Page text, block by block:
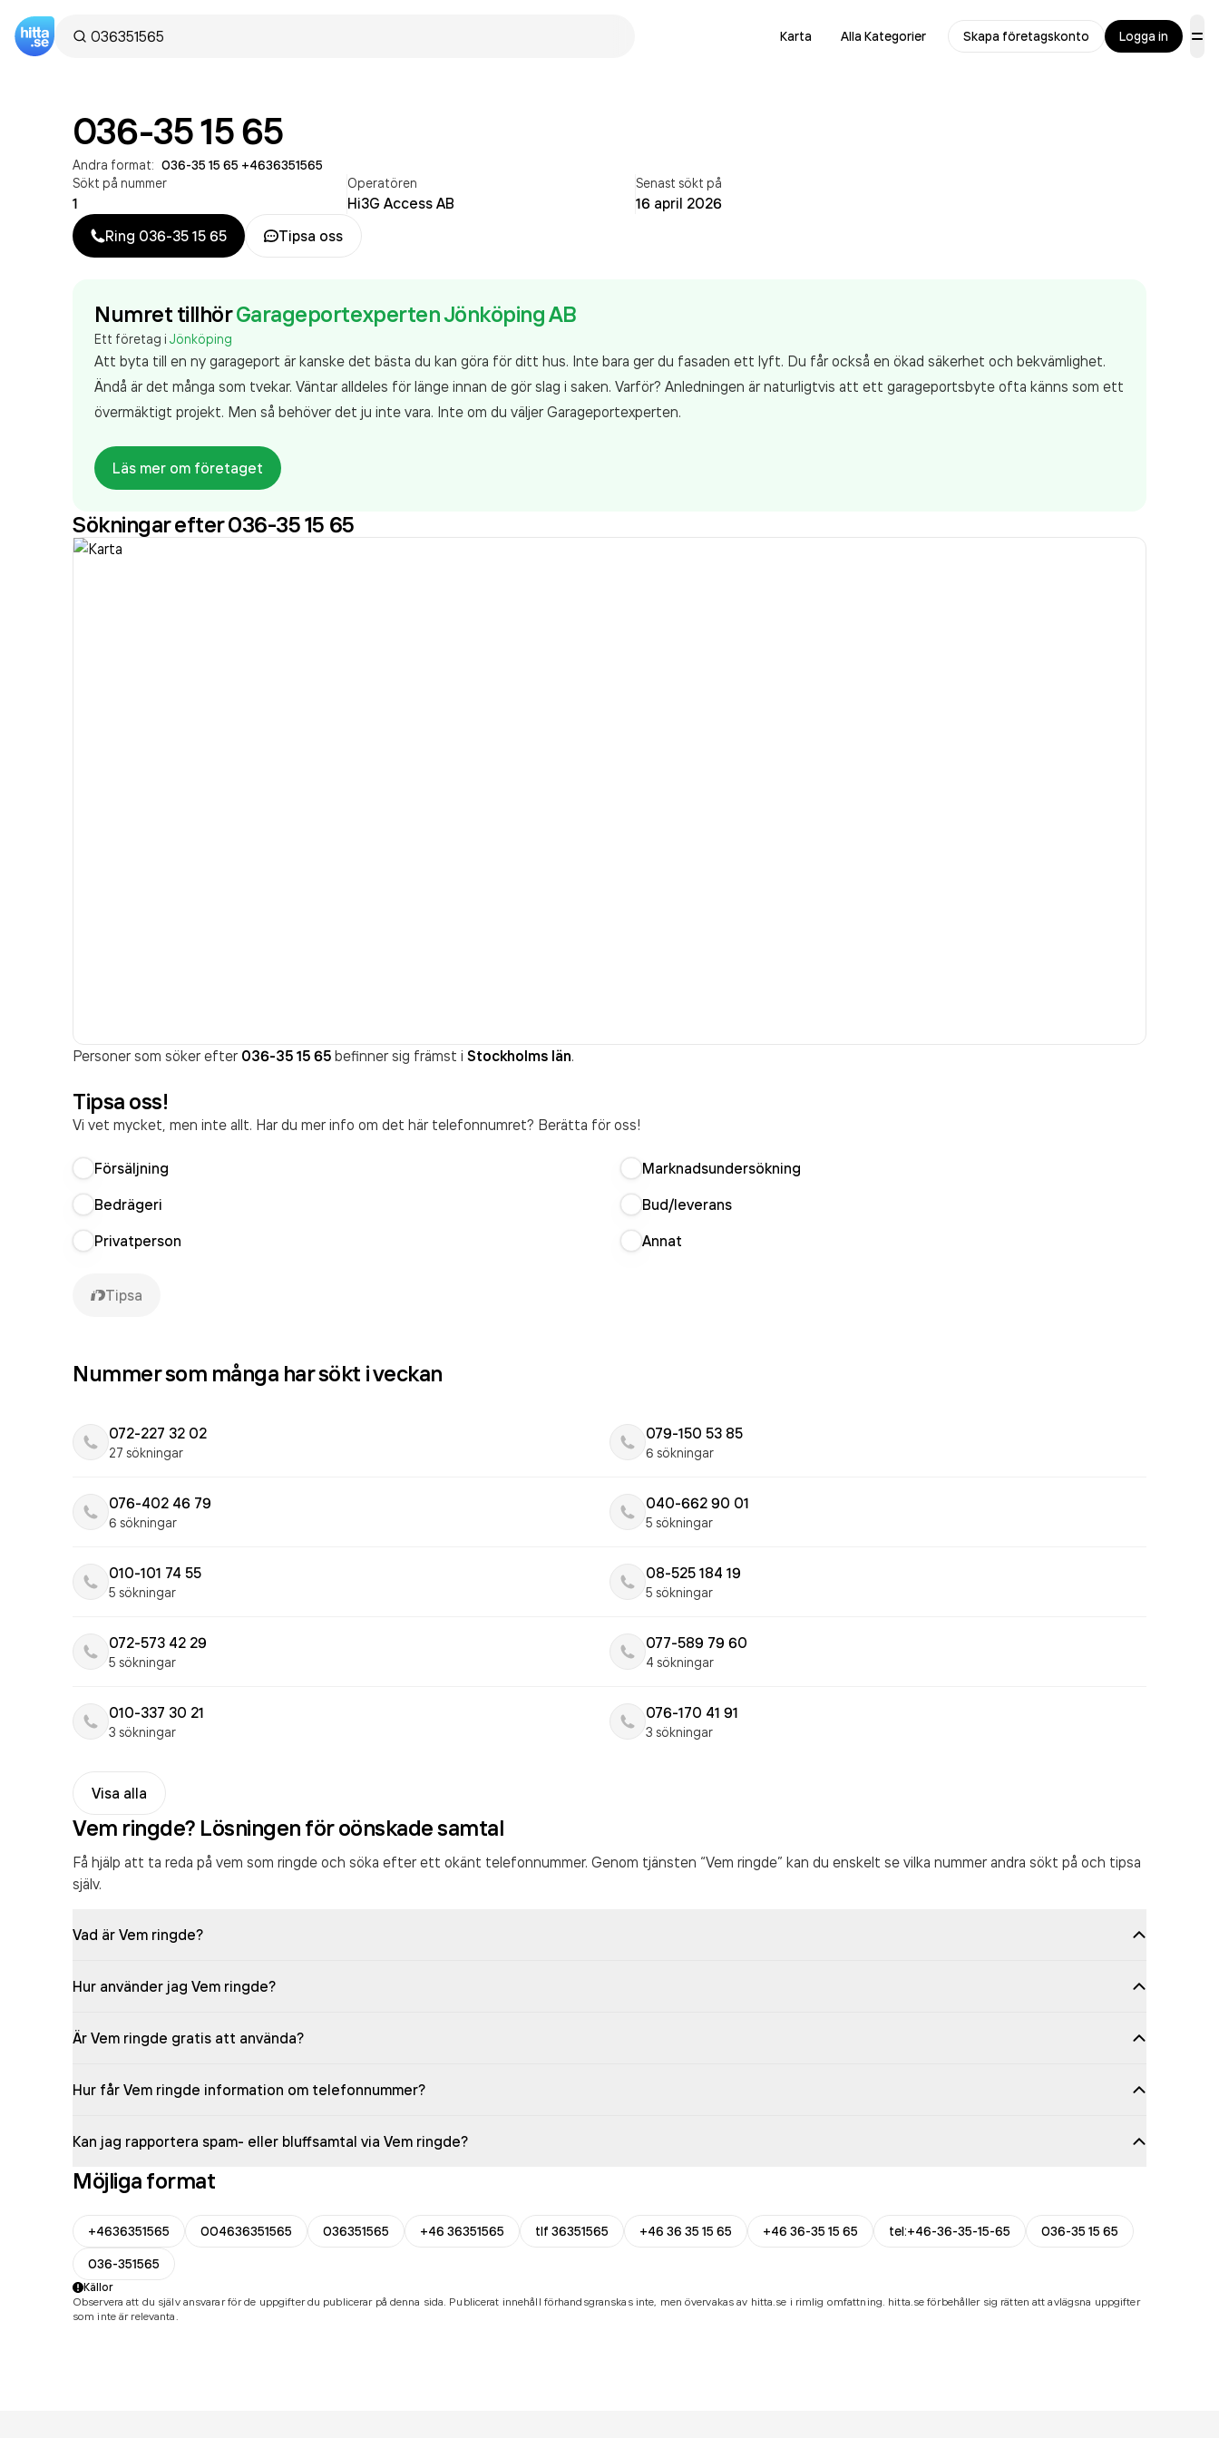
Karta Alla Kategorier Skapa företagskonto Logga in
036-35 15 65
Andra format: 036-35 15 65 +4636351565
Sökt på nummer
1
Operatören
Hi3G Access AB
Senast sökt på
16 april 2026
Ring 036-35 15 65 Tipsa oss
Numret tillhörGarageportexperten Jönköping AB
Ett företag i Jönköping
Att byta till en ny garageport är kanske det bästa du kan göra för ditt hus. Inte bara ger du fasaden ett lyft. Du får också en ökad säkerhet och bekvämlighet.
Ändå är det många som tvekar. Väntar alldeles för länge innan de gör slag i saken. Varför? Anledningen är naturligtvis att ett garageportsbyte ofta känns som ett
övermäktigt projekt. Men så behöver det ju inte vara. Inte om du väljer Garageportexperten.
Läs mer om företaget
Sökningar efter 036-35 15 65
Personer som söker efter 036-35 15 65 befinner sig främst i Stockholms län.
Tipsa oss!
Vi vet mycket, men inte allt. Har du mer info om det här telefonnumret? Berätta för oss!
Försäljning
Marknadsundersökning
Bedrägeri
Bud/leverans
Privatperson
Annat
Tipsa
Nummer som många har sökt i veckan
072-227 32 02
27 sökningar
079-150 53 85
6 sökningar
076-402 46 79
6 sökningar
040-662 90 01
5 sökningar
010-101 74 55
5 sökningar
08-525 184 19
5 sökningar
072-573 42 29
5 sökningar
077-589 79 60
4 sökningar
010-337 30 21
3 sökningar
076-170 41 91
3 sökningar
Visa alla
Vem ringde? Lösningen för oönskade samtal
Få hjälp att ta reda på vem som ringde och söka efter ett okänt telefonnummer. Genom tjänsten “Vem ringde” kan du enskelt se vilka nummer andra sökt på och tipsa
själv.
Vad är Vem ringde?
Hur använder jag Vem ringde?
Är Vem ringde gratis att använda?
Hur får Vem ringde information om telefonnummer?
Kan jag rapportera spam- eller bluffsamtal via Vem ringde?
Möjliga format
+4636351565 004636351565 036351565 +46 36351565 tlf 36351565 +46 36 35 15 65 +46 36-35 15 65 tel:+46-36-35-15-65
036-35 15 65
036-351565
Källor
Observera att du själv ansvarar för de uppgifter du publicerar på denna sida. Publicerat innehåll förhandsgranskas inte, men övervakas av hitta.se i rimlig omfattning. hitta.se förbehåller sig rätten att avlägsna uppgifter
som inte är relevanta.